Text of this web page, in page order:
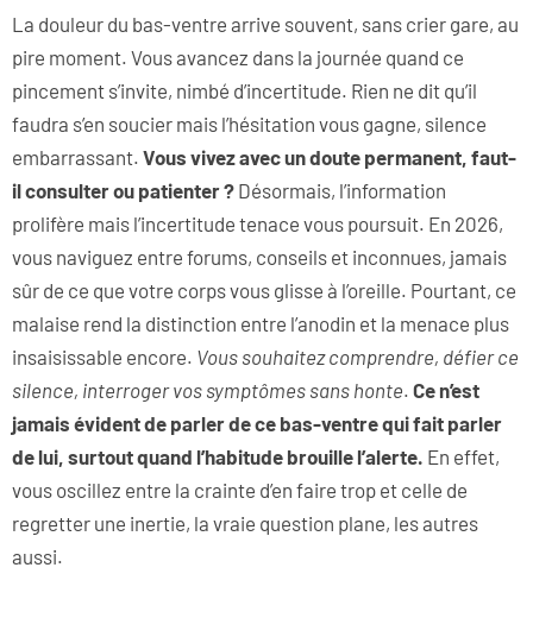
La douleur du bas-ventre arrive souvent, sans crier gare, au
pire moment. Vous avancez dans la journée quand ce
pincement s’invite, nimbé d’incertitude. Rien ne dit qu’il
faudra s’en soucier mais l’hésitation vous gagne, silence
embarrassant. Vous vivez avec un doute permanent, faut-
il consulter ou patienter ? Désormais, l’information
prolifère mais l’incertitude tenace vous poursuit. En 2026,
vous naviguez entre forums, conseils et inconnues, jamais
sûr de ce que votre corps vous glisse à l’oreille. Pourtant, ce
malaise rend la distinction entre l’anodin et la menace plus
insaisissable encore. Vous souhaitez comprendre, défier ce
silence, interroger vos symptômes sans honte. Ce n’est
jamais évident de parler de ce bas-ventre qui fait parler
de lui, surtout quand l’habitude brouille l’alerte. En effet,
vous oscillez entre la crainte d’en faire trop et celle de
regretter une inertie, la vraie question plane, les autres
aussi.